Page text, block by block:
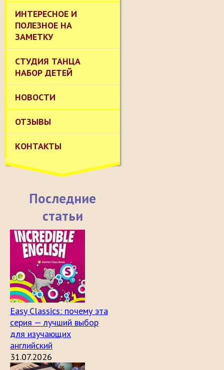
ИНТЕРЕСНОЕ И
ПОЛЕЗНОЕ НА
ЗАМЕТКУ
СТУДИЯ ТАНЦА
НАБОР ДЕТЕЙ
НОВОСТИ
ОТЗЫВЫ
КОНТАКТЫ
Последние
статьи
Easy Classics: почему эта
серия — лучший выбор
для изучающих
английский
31.07.2026